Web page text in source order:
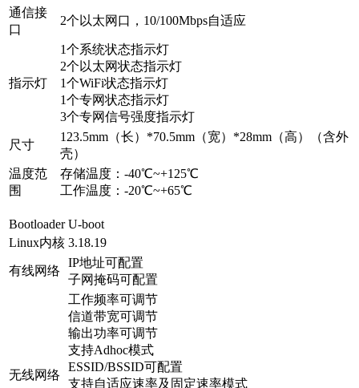
通信接
口
2个以太网口，10/100Mbps自适应
指示灯
1个系统状态指示灯
2个以太网状态指示灯
1个WiFi状态指示灯
1个专网状态指示灯
3个专网信号强度指示灯
尺寸
123.5mm（长）*70.5mm（宽）*28mm（高）（含外
壳）
温度范
围
存储温度：-40℃~+125℃
工作温度：-20℃~+65℃
Bootloader U-boot
Linux内核 3.18.19
有线网络
IP地址可配置
子网掩码可配置
无线网络
工作频率可调节
信道带宽可调节
输出功率可调节
支持Adhoc模式
ESSID/BSSID可配置
支持自适应速率及固定速率模式